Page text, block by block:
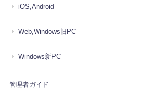
iOS,Android
Web,Windows旧PC
Windows新PC
管理者ガイド